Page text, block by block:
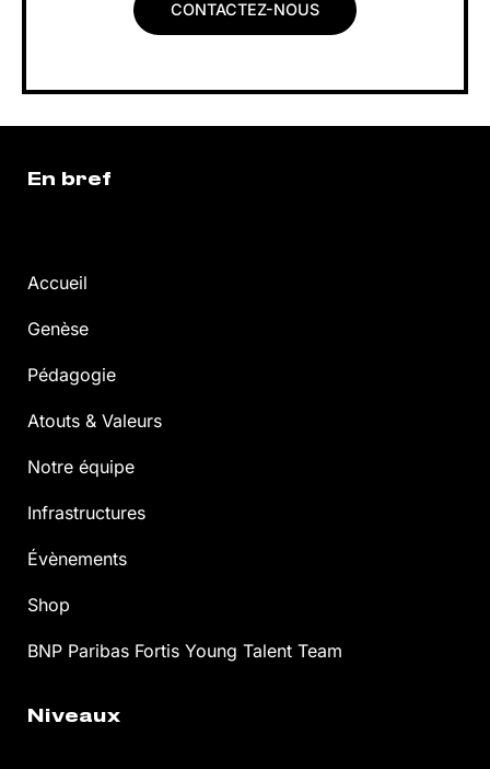
CONTACTEZ-NOUS
En bref
Accueil
Genèse
Pédagogie
Atouts & Valeurs
Notre équipe
Infrastructures
Évènements
Shop
BNP Paribas Fortis Young Talent Team
Niveaux